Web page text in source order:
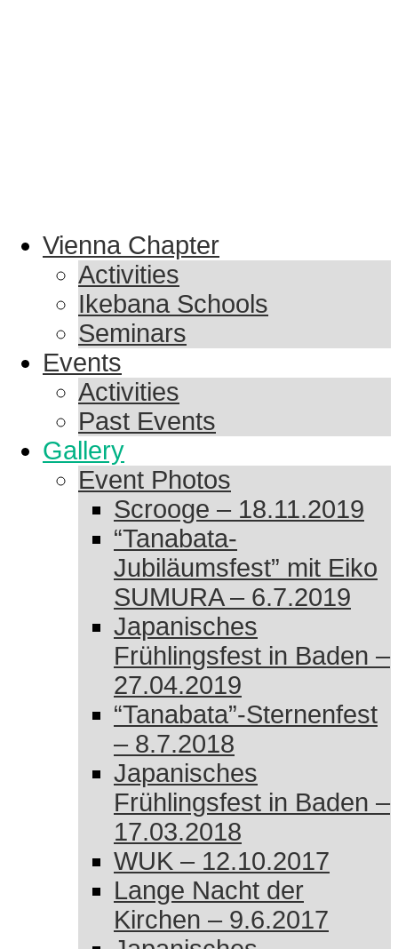
Vienna Chapter
Activities
Ikebana Schools
Seminars
Events
Activities
Past Events
Gallery
Event Photos
Scrooge – 18.11.2019
“Tanabata-
Jubiläumsfest” mit Eiko
SUMURA – 6.7.2019
Japanisches
Frühlingsfest in Baden –
27.04.2019
“Tanabata”-Sternenfest
– 8.7.2018
Japanisches
Frühlingsfest in Baden –
17.03.2018
WUK – 12.10.2017
Lange Nacht der
Kirchen – 9.6.2017